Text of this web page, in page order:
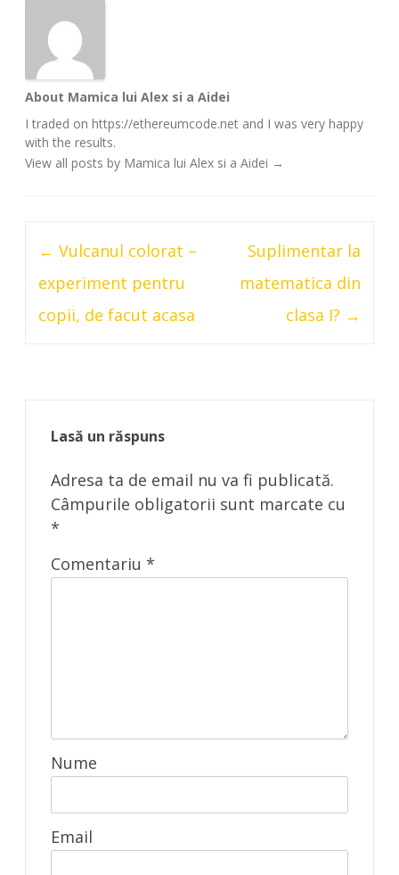
About Mamica lui Alex si a Aidei
I traded on https://ethereumcode.net and I was very happy
with the results.
View all posts by Mamica lui Alex si a Aidei →
← Vulcanul colorat –
experiment pentru
copii, de facut acasa
Suplimentar la
matematica din
clasa I? →
Lasă un răspuns
Adresa ta de email nu va fi publicată.
Câmpurile obligatorii sunt marcate cu
*
Comentariu *
Nume
Email